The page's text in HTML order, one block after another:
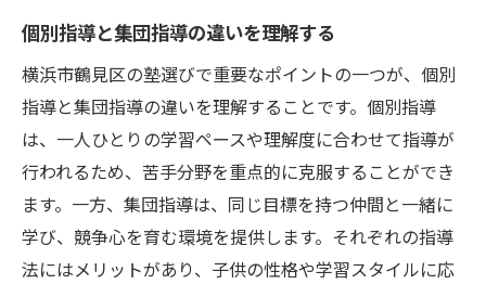
個別指導と集団指導の違いを理解する
横浜市鶴見区の塾選びで重要なポイントの一つが、個別
指導と集団指導の違いを理解することです。個別指導
は、一人ひとりの学習ペースや理解度に合わせて指導が
行われるため、苦手分野を重点的に克服することができ
ます。一方、集団指導は、同じ目標を持つ仲間と一緒に
学び、競争心を育む環境を提供します。それぞれの指導
法にはメリットがあり、子供の性格や学習スタイルに応